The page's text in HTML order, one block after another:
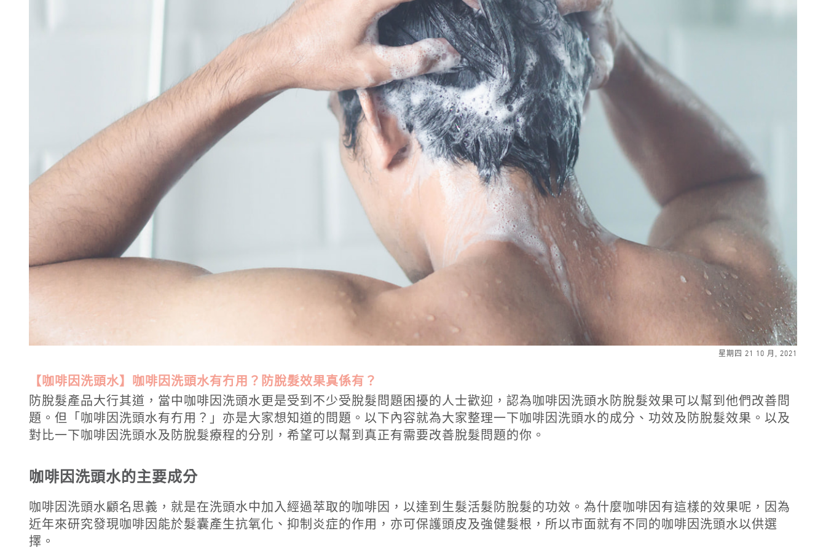
星期四 21 10 月, 2021
【咖啡因洗頭水】咖啡因洗頭水有冇用？防脫髮效果真係有？
防脫髮產品大行其道，當中咖啡因洗頭水更是受到不少受脫髮問題困擾的人士歡迎，認為咖啡因洗頭水防脫髮效果 可以幫到他們改善問
題。但「 咖啡因洗頭水有冇用 ？」亦是大家想知道的問題。以下內容就為大家整理一下咖啡因洗頭水的成分、功效及防脫髮效果。以及
對比一下咖啡因洗頭水及防脫髮療程的分別，希望可以幫到真正有需要改善脫髮問題的你。
咖啡因洗頭水的主要成分
咖啡因洗頭水顧名思義，就是在洗頭水中加入經過萃取的咖啡因，以達到生髮活髮防脫髮的功效。為什麼咖啡因有這樣的效果呢，因為
近年來研究發現咖啡因能於髮囊產生抗氧化、抑制炎症的作用，亦可保護頭皮及強健髮根，所以市面就有不同的咖啡因洗頭水以供選
擇。